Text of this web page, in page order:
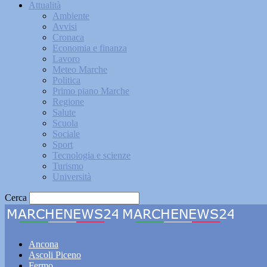
Attualità
Ambiente
Avvisi
Cronaca
Economia e finanza
Lavoro
Meteo Marche
Politica
Primo piano Marche
Regione
Salute
Scuola
Sociale
Sport
Tecnologia e scienze
Turismo
Università
Cerca
Ancona
Ascoli Piceno